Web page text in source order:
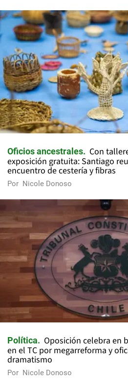
Oficios ancestrales
Con
exposición gratuita: Santiago
encuentro de cestería y fibras
Por Nicole Donoso
Política
Oposición celebra en
en el TC por megarreforma y
dramatismo
Por Nicole Donoso